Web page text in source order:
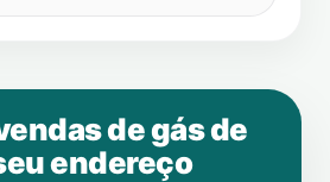
de gás de
endereço